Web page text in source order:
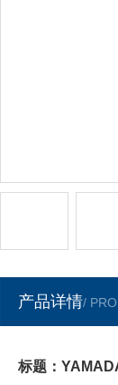
产品详情/
标题：